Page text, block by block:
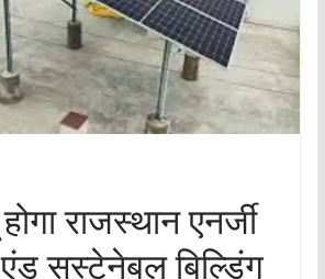
राजस्थान एनर्जी
सस्टेनेबल बिल्डिंग